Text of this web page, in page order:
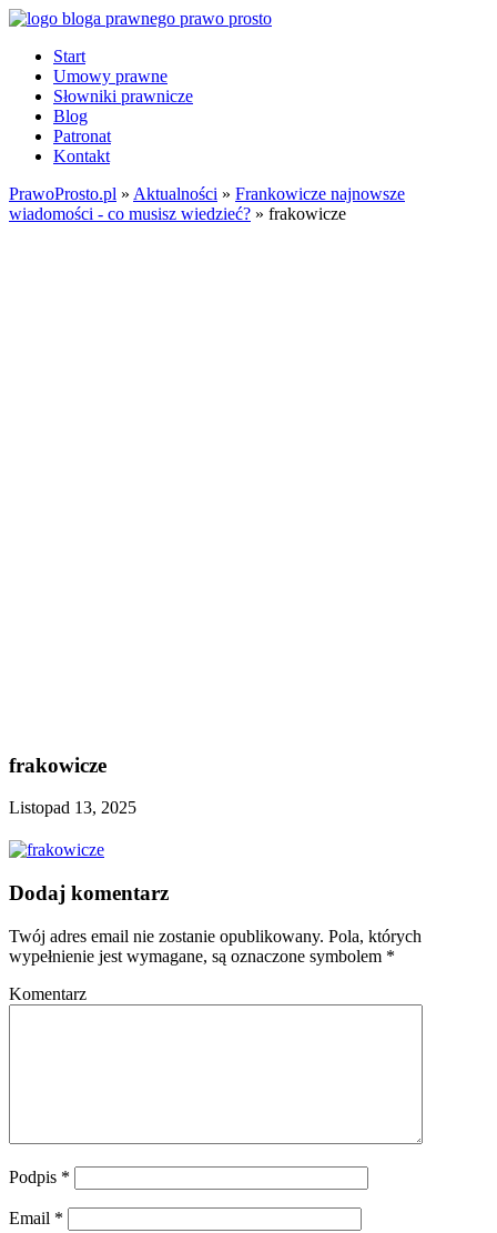
Start
Umowy prawne
Słowniki prawnicze
Blog
Patronat
Kontakt
PrawoProsto.pl » Aktualności » Frankowicze najnowsze
wiadomości - co musisz wiedzieć? » frakowicze
frakowicze
Listopad 13, 2025
Dodaj komentarz
Twój adres email nie zostanie opublikowany. Pola, których
wypełnienie jest wymagane, są oznaczone symbolem *
Komentarz
Podpis *
Email *